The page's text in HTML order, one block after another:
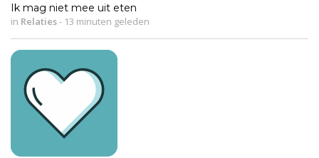
Ik mag niet mee uit eten
in Relaties- 13 minuten geleden